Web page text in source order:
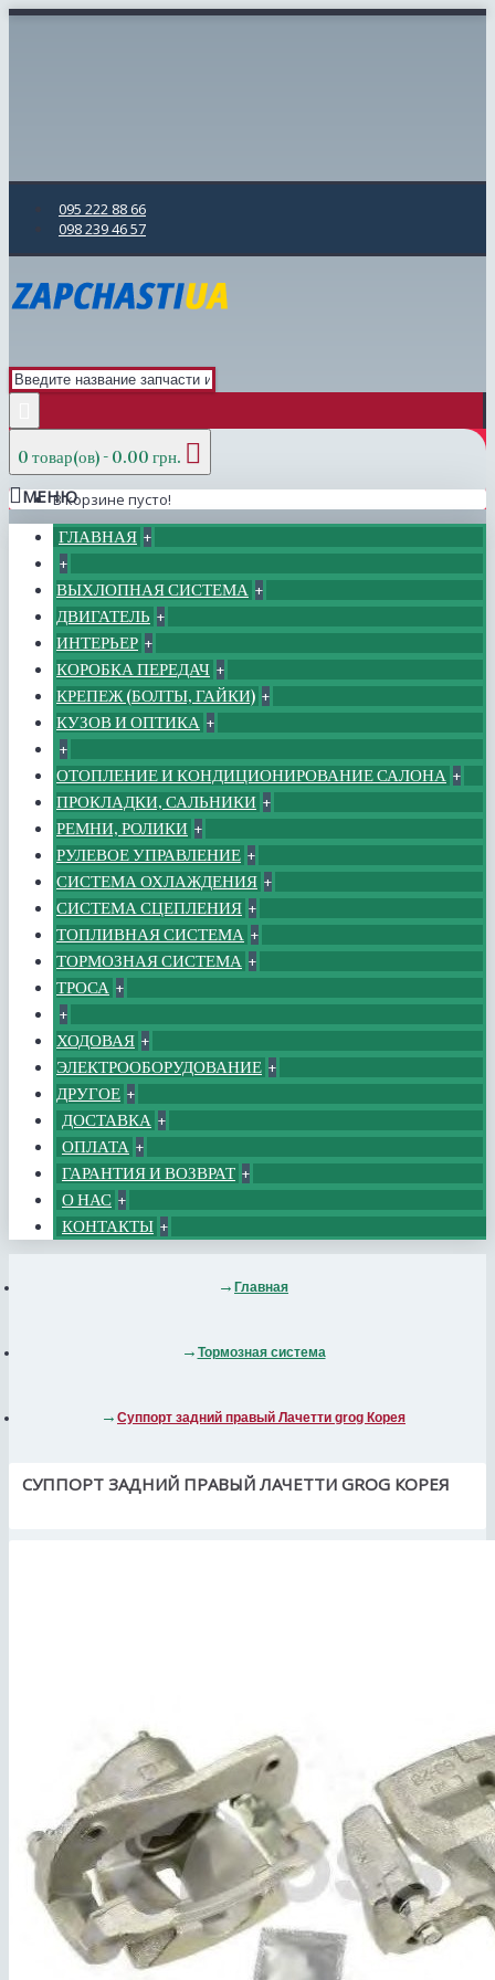
095 222 88 66
098 239 46 57
0 товар(ов) - 0.00 грн.
В корзине пусто!
МЕНЮ
ГЛАВНАЯ +
+
ВЫХЛОПНАЯ СИСТЕМА +
ДВИГАТЕЛЬ +
ИНТЕРЬЕР +
КОРОБКА ПЕРЕДАЧ +
КРЕПЕЖ (БОЛТЫ, ГАЙКИ) +
КУЗОВ И ОПТИКА +
+
ОТОПЛЕНИЕ И КОНДИЦИОНИРОВАНИЕ САЛОНА +
ПРОКЛАДКИ, САЛЬНИКИ +
РЕМНИ, РОЛИКИ +
РУЛЕВОЕ УПРАВЛЕНИЕ +
СИСТЕМА ОХЛАЖДЕНИЯ +
СИСТЕМА СЦЕПЛЕНИЯ +
ТОПЛИВНАЯ СИСТЕМА +
ТОРМОЗНАЯ СИСТЕМА +
ТРОСА +
+
ХОДОВАЯ +
ЭЛЕКТРООБОРУДОВАНИЕ +
ДРУГОЕ +
ДОСТАВКА +
ОПЛАТА +
ГАРАНТИЯ И ВОЗВРАТ +
О НАС +
КОНТАКТЫ +
Главная
Тормозная система
Суппорт задний правый Лачетти grog Корея
СУППОРТ ЗАДНИЙ ПРАВЫЙ ЛАЧЕТТИ GROG КОРЕЯ